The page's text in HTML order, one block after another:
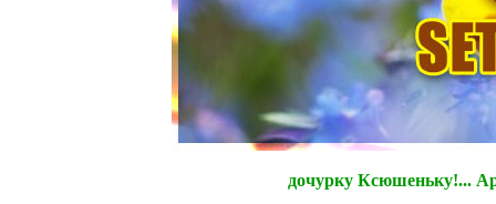
дочурку Ксюшеньку!...